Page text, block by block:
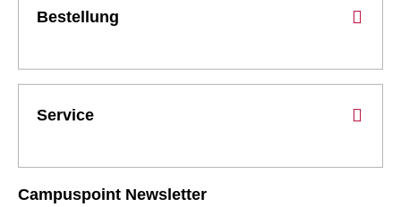
Bestellung
Service
Campuspoint Newsletter